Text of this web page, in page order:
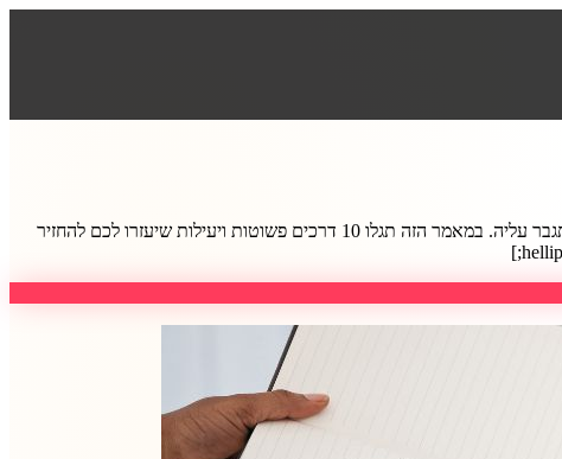
מרגישים שהעבודה הפכה לשגרה מעייפת? מתעוררים בבוקר בלי חשק להתחיל את היום? שחיקה בעבודה היא אתגר שפוגש רבים, אבל אפשר להתגבר עליה. במאמר הזה תגלו 10 דרכים פשוטות ויעילות שיעזרו לכם להחזיר